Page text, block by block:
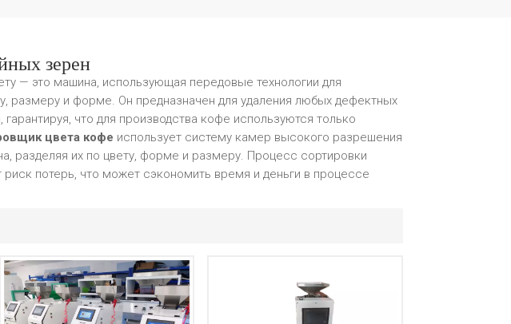
зерен
— это машина, использующая передовые технологии для
размеру и форме. Он предназначен для удаления любых дефектных
что для производства кофе используются только
цвета кофе использует систему камер высокого разрешения
разделяя их по цвету, форме и размеру. Процесс сортировки
риск потерь, что может сэкономить время и деньги в процессе